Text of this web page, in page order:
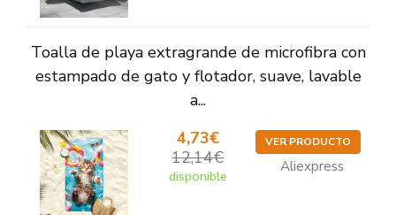
Toalla de playa extragrande de microfibra con
estampado de gato y flotador, suave, lavable
a...
4,73€
12,14€
disponible
VER PRODUCTO
Aliexpress